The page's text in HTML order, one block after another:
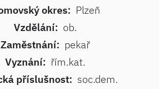
okres: Plzeň
Vzdělání: ob.
Zaměstnání: pekař
Vyznání: řím.kat.
příslušnost: soc.dem.